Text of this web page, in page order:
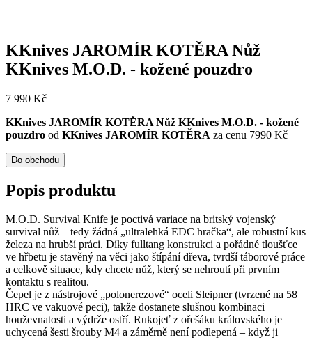
KKnives JAROMÍR KOTĚRA Nůž
KKnives M.O.D. - kožené pouzdro
7 990 Kč
KKnives JAROMÍR KOTĚRA Nůž KKnives M.O.D. - kožené
pouzdro od KKnives JAROMÍR KOTĚRA za cenu 7990 Kč
Do obchodu
Popis produktu
M.O.D. Survival Knife je poctivá variace na britský vojenský
survival nůž – tedy žádná „ultralehká EDC hračka“, ale robustní kus
železa na hrubší práci. Díky fulltang konstrukci a pořádné tloušťce
ve hřbetu je stavěný na věci jako štípání dřeva, tvrdší táborové práce
a celkově situace, kdy chcete nůž, který se nehroutí při prvním
kontaktu s realitou.
Čepel je z nástrojové „polonerezové“ oceli Sleipner (tvrzené na 58
HRC ve vakuové peci), takže dostanete slušnou kombinaci
houževnatosti a výdrže ostří. Rukojeť z ořešáku královského je
uchycená šesti šrouby M4 a záměrně není podlepená – když ji